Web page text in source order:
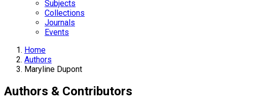
Subjects
Collections
Journals
Events
Home
Authors
Maryline Dupont
Authors & Contributors